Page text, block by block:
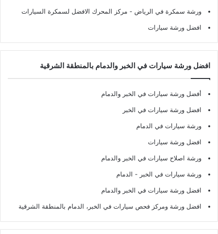
ورشة سمكرة في الرياض - مركز المحرك الافضل لسمكرة السيارات
افضل ورشة سيارات
افضل ورشة سيارات في الخبر والدمام بالمنطقة الشرقية
أفضل ورشة سيارات في الخبر والدمام
افضل ورشة سيارات في الخبر
ورشة سيارات في الدمام
افضل ورشة سيارات
ورشة اصلاح سيارات في الخبر والدمام
ورشة سيارات في الخبر - الدمام
افضل ورشة سيارات في الخبر والدمام
افضل ورشة ومركز فحص سيارات في الخبر، الدمام بالمنطقة الشرقية